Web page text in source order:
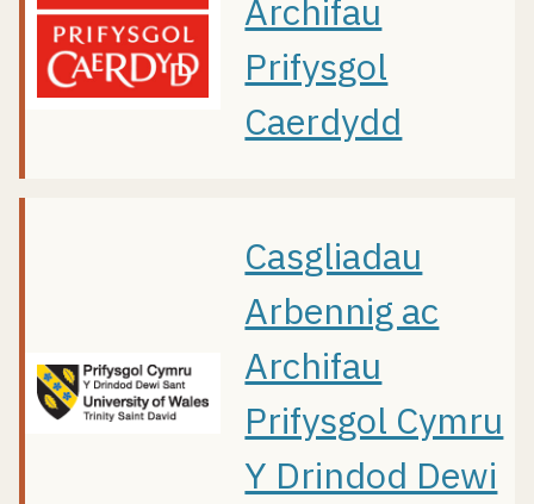
Archifau
Prifysgol
Caerdydd
Casgliadau
Arbennig ac
Archifau
Prifysgol Cymru
Y Drindod Dewi